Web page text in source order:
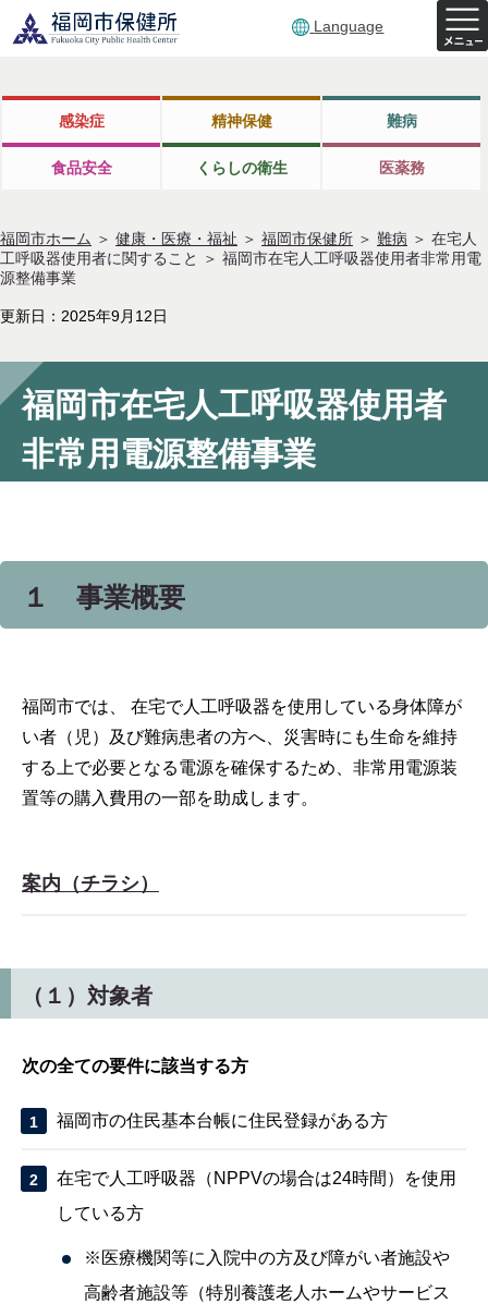
Language
感染症 精神保健 難病
食品安全 くらしの衛生 医薬務
福岡市ホーム ＞ 健康・医療・福祉 ＞ 福岡市保健所 ＞ 難病 ＞ 在宅人
工呼吸器使用者に関すること
＞ 福岡市在宅人工呼吸器使用者非常用電
源整備事業
更新日：2025年9月12日
福岡市在宅人工呼吸器使用者
非常用電源整備事業
１ 事業概要
福岡市では、 在宅で人工呼吸器を使用している身体障が
い者（児）及び難病患者の方へ、災害時にも生命を維持
する上で必要となる電源を確保するため、非常用電源装
置等の購入費用の一部を助成します。
案内（チラシ）
（１）対象者
次の全ての要件に該当する方
福岡市の住民基本台帳に住民登録がある方
在宅で人工呼吸器（NPPVの場合は24時間）を使用
している方
※医療機関等に入院中の方及び障がい者施設や
高齢者施設等（特別養護老人ホームやサービス